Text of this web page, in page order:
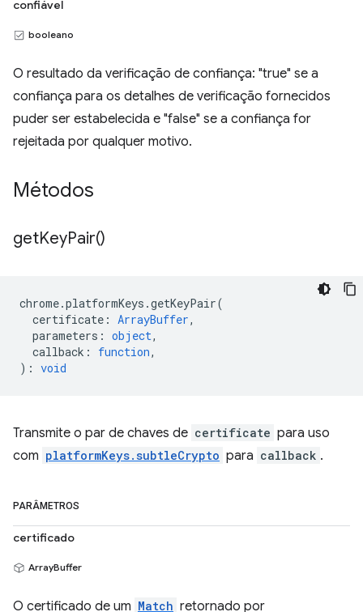
confiável
booleano
O resultado da verificação de confiança: "true" se a
confiança para os detalhes de verificação fornecidos
puder ser estabelecida e "false" se a confiança for
rejeitada por qualquer motivo.
Métodos
getKeyPair()
chrome.platformKeys .getKeyPair(
certificate : ArrayBuffer,
parameters : object,
callback : function,
) : void
Transmite o par de chaves de certificate para uso
com platformKeys.subtleCrypto para callback .
PARÂMETROS
certificado
ArrayBuffer
O certificado de um Match retornado por